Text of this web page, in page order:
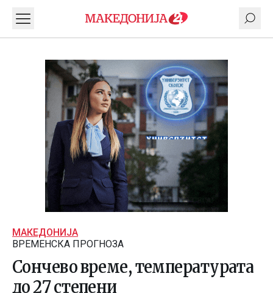
МАКЕДОНИЈА
ВРЕМЕНСКА ПРОГНОЗА
Сончево време, температурата
до 27 степени